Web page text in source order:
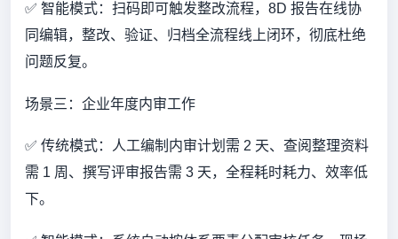
✅ 智能模式：扫码即可触发整改流程，8D 报告在线协
同编辑，整改、验证、归档全流程线上闭环，彻底杜绝
问题反复。
场景三：企业年度内审工作
✅ 传统模式：人工编制内审计划需 2 天、查阅整理资料
需 1 周、撰写评审报告需 3 天，全程耗时耗力、效率低
下。